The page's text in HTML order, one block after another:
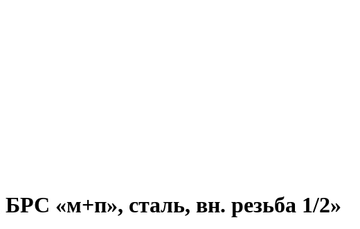
«м+п», сталь, вн. резьба 1/2»